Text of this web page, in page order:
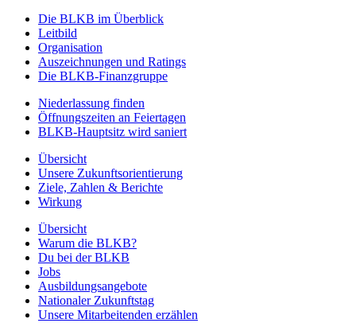
Die BLKB im Überblick
Leitbild
Organisation
Auszeichnungen und Ratings
Die BLKB-Finanzgruppe
Niederlassung finden
Öffnungszeiten an Feiertagen
BLKB-Hauptsitz wird saniert
Übersicht
Unsere Zukunftsorientierung
Ziele, Zahlen & Berichte
Wirkung
Übersicht
Warum die BLKB?
Du bei der BLKB
Jobs
Ausbildungsangebote
Nationaler Zukunftstag
Unsere Mitarbeitenden erzählen